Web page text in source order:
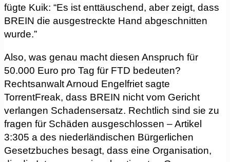
fügte Kuik: “Es ist enttäuschend, aber zeigt, dass
BREIN die ausgestreckte Hand abgeschnitten
wurde.”
Also, was genau macht diesen Anspruch für
50.000 Euro pro Tag für FTD bedeuten?
Rechtsanwalt Arnoud Engelfriet sagte
TorrentFreak, dass BREIN nicht vom Gericht
verlangen Schadensersatz. Rechtlich sind sie zu
fragen für Schäden ausgeschlossen – Artikel
3:305 a des niederländischen Bürgerlichen
Gesetzbuches besagt, dass eine Organisation,